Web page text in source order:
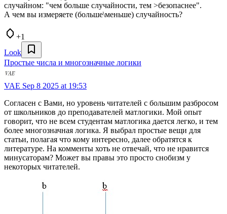
случайном: "чем больше случайности, тем >безопаснее".
А чем вы измеряете (больше\меньше) случайность?
+1
Look
Простые числа и многозначные логики
VAE Sep 8 2025 at 19:53
Согласен с Вами, но уровень читателей с большим разбросом
от школьников до преподавателей матлогики. Мой опыт
говорит, что не всем студентам матлогика дается легко, и тем
более многозначная логика. Я выбрал простые вещи для
статьи, полагая что кому интересно, далее обратятся к
литературе. На комменты хоть не отвечай, что не нравится
минусаторам? Может вы правы это просто снобизм у
некоторых читателей.